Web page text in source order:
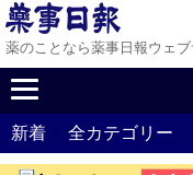
薬のことなら薬事日報ウェブ
新着 全カテゴリー